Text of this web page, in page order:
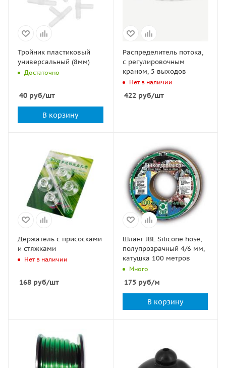
Тройник пластиковый
универсальный (8мм)
Достаточно
40 руб/шт
В корзину
Распределитель потока,
с регулировочным
краном, 5 выходов
Нет в наличии
422руб/шт
Держатель с присосками
и стяжками
Нет в наличии
168 руб/шт
Шланг JBL Silicone hose,
полупрозрачный 4/6 мм,
катушка 100 метров
Много
175руб/м
В корзину